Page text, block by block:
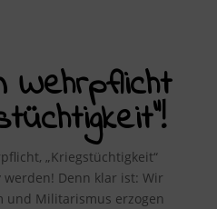
Wehrpflicht
„Kriegstüchtigkeit“
Denn klar ist: Wir
und Militarismus erzogen